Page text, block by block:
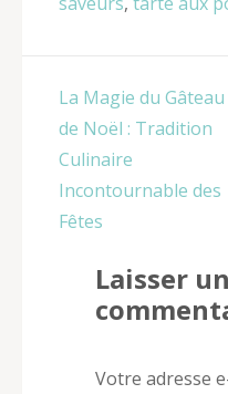
Navigation
de
l’article
La Magie du Gâteau
de Noël : Tradition
Culinaire
Incontournable des
Fêtes
Laisser un
Votre adresse